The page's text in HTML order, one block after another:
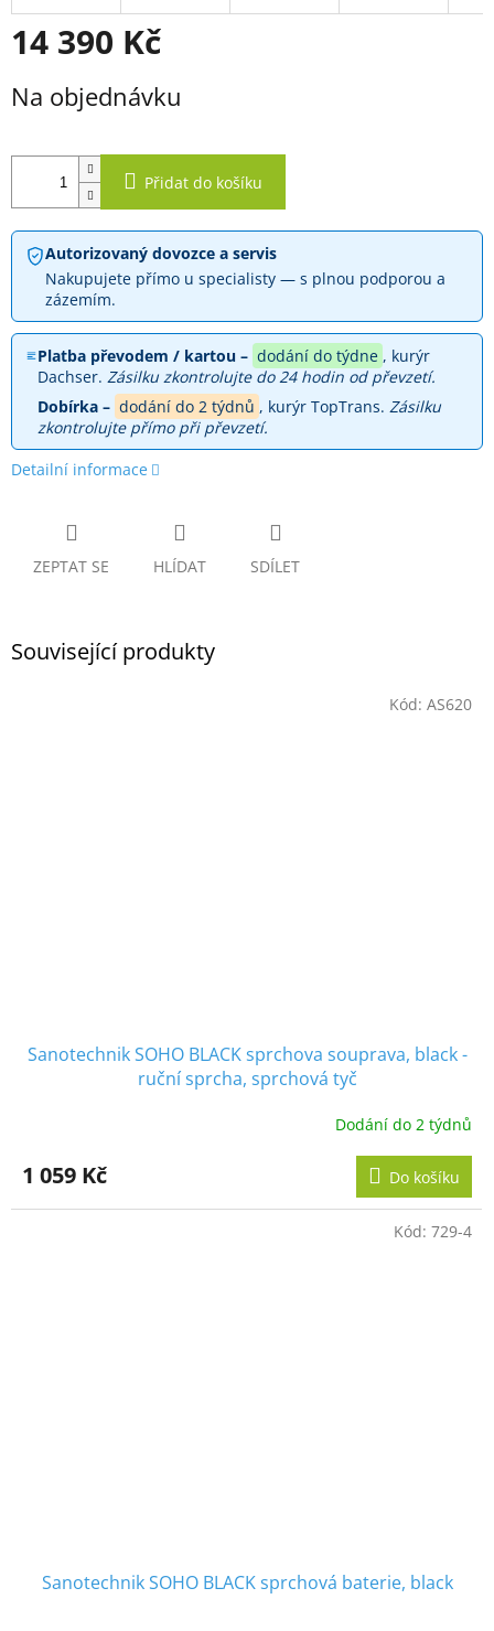
14 390 Kč
cena:
Na objednávku
Přidat do košíku
Autorizovaný dovozce a servis
Nakupujete přímo u specialisty — s plnou podporou a
zázemím.
Platba převodem / kartou – dodání do týdne , kurýr
Dachser. Zásilku zkontrolujte do 24 hodin od převzetí.
Dobírka – dodání do 2 týdnů , kurýr TopTrans. Zásilku
zkontrolujte přímo při převzetí.
Detailní informace
ZEPTAT SE HLÍDAT SDÍLET
Související produkty
Sanotechnik SOHO BLACK sprchova souprava, black -
ruční sprcha, sprchová tyč
Dodání do 2 týdnů
1 059 Kč Do košíku
Kód: AS620
Sanotechnik SOHO BLACK sprchová baterie, black
Kód: 729-4